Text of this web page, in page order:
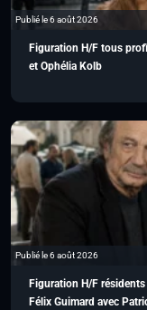
Publié le 6 août 2026
Figuration H/F tous
et Ophélia Kolb
Publié le 6 août 2026
Figuration H/F
Félix Guimard avec